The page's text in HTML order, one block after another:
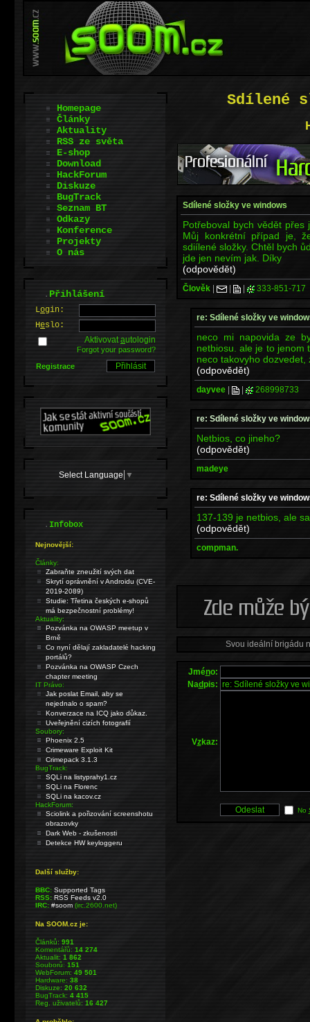
Sdílené
Sdílené složky ve windows
Potřeboval bych vědět
Můj konkrétní případ je,
sdiílené složky. Chtěl bych
jde jen nevím jak. Díky
(odpovědět)
Člověk | | | 333-851-717
re: Sdílené složky ve
neco mi napovida ze
netbiosu. ale je to jenom
neco takovyho dozvedet,
(odpovědět)
dayvee | | 268998733
re: Sdílené složky ve
Netbios, co jineho?
(odpovědět)
madeye
re: Sdílené složky ve
137-139 je netbios, ale
(odpovědět)
compman.
Svou ideální brigádu
Jméno:
Nadpis:
Vzkaz:
No
Homepage
Články
Aktuality
RSS ze světa
E-shop
Download
HackForum
Diskuze
BugTrack
Seznam BT
Odkazy
Konference
Projekty
O nás
.Přihlášení
Login:
Heslo:
Aktivovatautologin
Forgot your password?
Registrace
Select Language ▼
.Infobox
Nejnovější:
Články:
Zabraňte zneužití svých dat
Skrytí oprávnění v Androidu (CVE-
2019-2089)
Studie: Třetina českých e-shopů
má bezpečnostní problémy!
Aktuality:
Pozvánka na OWASP meetup v
Brně
Co nyní dělají zakladatelé hacking
portálů?
Pozvánka na OWASP Czech
chapter meeting
IT Právo:
Jak poslat Email, aby se
nejednalo o spam?
Konverzace na ICQ jako důkaz.
Uveřejnění cizích fotografií
Soubory:
Phoenix 2.5
Crimeware Exploit Kit
Crimepack 3.1.3
BugTrack:
SQLi na listyprahy1.cz
SQLi na Florenc
SQLi na kacov.cz
HackForum:
Sciolink a pořizování screenshotu
obrazovky
Dark Web - zkušenosti
Detekce HW keyloggeru
Další služby:
BBC: Supported Tags
RSS: RSS Feeds v2.0
IRC: #soom(irc.2600.net)
Na SOOM.cz je:
Článků:991
Komentářů:14 274
Aktualit:1 862
Souborů:151
WebForum:49 501
Hardware:38
Diskuze:20 632
BugTrack:4 415
Reg. uživatelů:16 427